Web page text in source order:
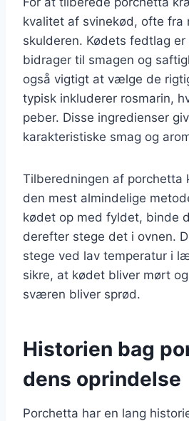
kvalitet af svinekød, ofte fra
skulderen. Kødets fedtlag
bidrager til smagen og
også vigtigt at vælge de
typisk inkluderer rosmarin,
peber. Disse ingredienser
karakteristiske smag og
Tilberedningen af porchetta
den mest almindelige
kødet op med fyldet, binde
derefter stege det i ovnen.
stege ved lav temperatur i
sikre, at kødet bliver mørt
sværen bliver sprød.
Historien bag
dens oprindelse
Porchetta har en lang